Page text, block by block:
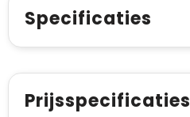
Specificaties
Prijsspecificaties